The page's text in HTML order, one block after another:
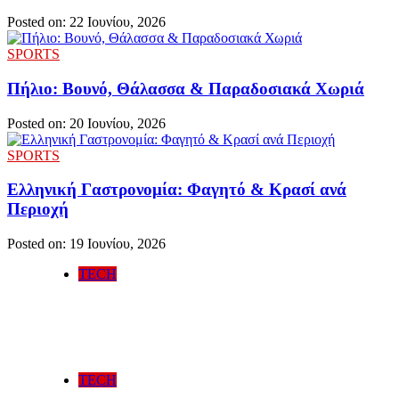
Posted on: 22 Ιουνίου, 2026
SPORTS
Πήλιο: Βουνό, Θάλασσα & Παραδοσιακά Χωριά
Posted on: 20 Ιουνίου, 2026
SPORTS
Ελληνική Γαστρονομία: Φαγητό & Κρασί ανά
Περιοχή
Posted on: 19 Ιουνίου, 2026
TECH
TECH